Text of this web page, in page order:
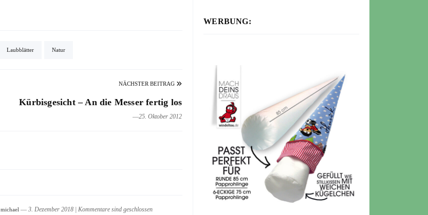
Laubblätter Natur
NÄCHSTER BEITRAG
Kürbisgesicht – An die Messer fertig los
―25. Oktober 2012
michael ― 3. Dezember 2018 |Kommentare sind geschlossen
WERBUNG: